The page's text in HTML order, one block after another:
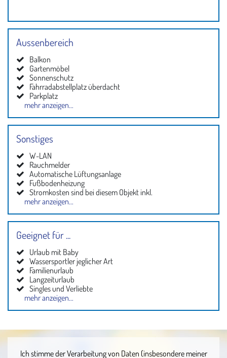
Aussenbereich
Balkon
Gartenmöbel
Sonnenschutz
Fahrradabstellplatz überdacht
Parkplatz
Abstellkammer / Schuppen abschließbar
mehr anzeigen...
Sonstiges
W-LAN
Rauchmelder
Automatische Lüftungsanlage
Fußbodenheizung
Stromkosten sind bei diesem Objekt inkl.
Internet
Plissees
Haustiere nicht erlaubt
Staubsauger
mehr anzeigen...
Geeignet für ...
Urlaub mit Baby
Wassersportler jeglicher Art
Familienurlaub
Langzeiturlaub
Singles und Verliebte
Urlaub am Strand
Nichtraucher
mehr anzeigen...
Ich stimme der Verarbeitung von Daten (insbesondere meiner